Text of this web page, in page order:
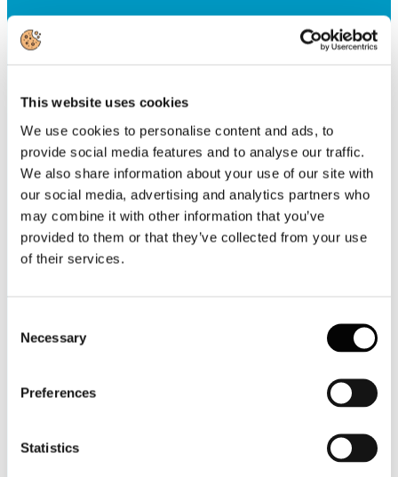
This website uses cookies
We use cookies to personalise content and ads, to
provide social media features and to analyse our traffic.
We also share information about your use of our site with
our social media, advertising and analytics partners who
may combine it with other information that you’ve
provided to them or that they’ve collected from your use
of their services.
Selection
Necessary
Preferences
Statistics